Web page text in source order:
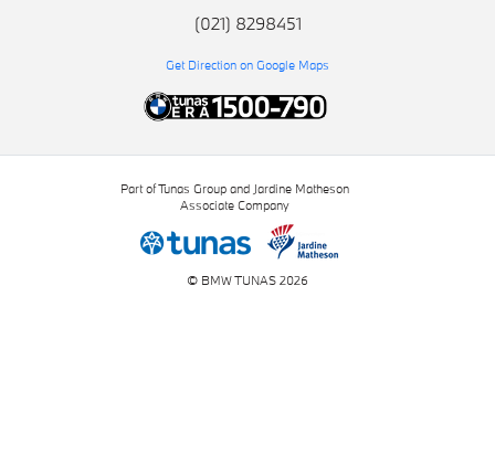
(021) 8298451
Get Direction on Google Maps
© BMW TUNAS 2026
Part of Tunas Group and Jardine Matheson
Associate Company